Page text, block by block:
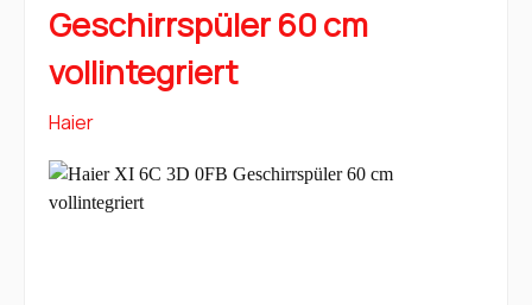
Geschirrspüler 60 cm
vollintegriert
Haier